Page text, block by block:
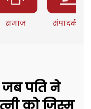
समाज संपादकीय
पति ने